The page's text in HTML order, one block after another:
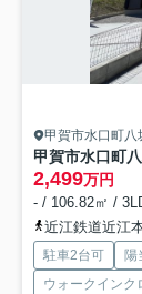
甲賀市水口町八
甲賀市水口町
2,499万円
- / 106.82㎡ /
近江鉄道近江
駐車2台可 陽
ウォークインク